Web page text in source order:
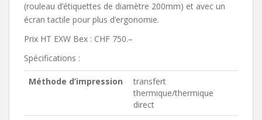
(rouleau d’étiquettes de diamètre 200mm) et avec un
écran tactile pour plus d’ergonomie.
Prix HT EXW Bex : CHF 750.–
Spécifications :
Méthode d’impression
transfert
thermique/thermique
direct